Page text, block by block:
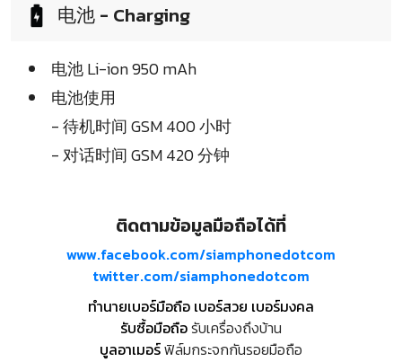
电池 - Charging
电池 Li-ion 950 mAh
电池使用
- 待机时间 GSM 400 小时
- 对话时间 GSM 420 分钟
ติดตามข้อมูลมือถือได้ที่
www.facebook.com/siamphonedotcom
twitter.com/siamphonedotcom
ทำนายเบอร์มือถือ เบอร์สวย เบอร์มงคล
รับซื้อมือถือรับเครื่องถึงบ้าน
บูลอาเมอร์ฟิล์มกระจกกันรอยมือถือ